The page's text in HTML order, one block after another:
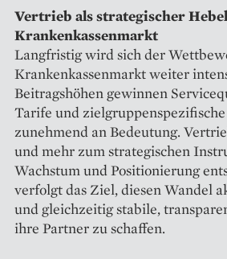
Vertrieb als strategischer
Krankenkassenmarkt
Langfristig wird sich der
Krankenkassenmarkt weiter
Beitragshöhen gewinnen
Tarife und
zunehmend an Bedeutung.
und mehr zum strategischen
Wachstum und Positionierung
verfolgt das Ziel, diesen Wandel
und gleichzeitig stabile,
ihre Partner zu schaffen.